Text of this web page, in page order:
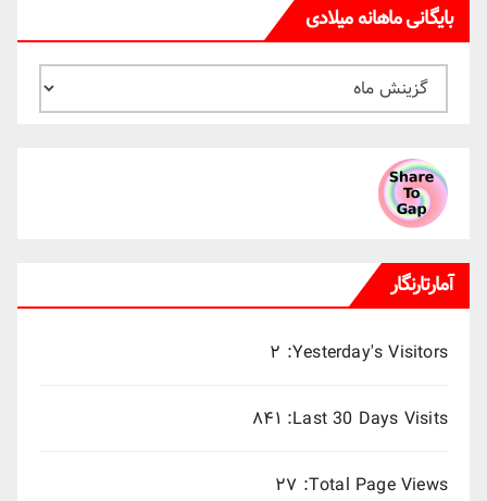
بایگانی ماهانه میلادی
بایگانی
ماهانه
آمارتارنگار
Yesterday's Visitors: ۲
Last 30 Days Visits: ۸۴۱
Total Page Views: ۲۷